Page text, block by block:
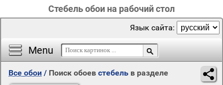
Стебель обои на рабочий стол
Menu
Язык сайта:
Все обои / Поиск обоев стебель в разделе